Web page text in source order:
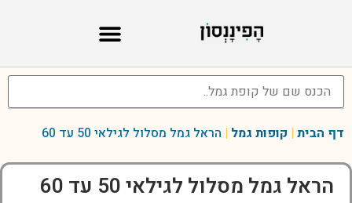
דף הבית | קופות גמל | הראל גמל מסלול לגילאי 50 עד 60
הראל גמל מסלול לגילאי 50 עד 60